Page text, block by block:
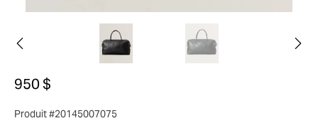
950 $
Produit #20145007075